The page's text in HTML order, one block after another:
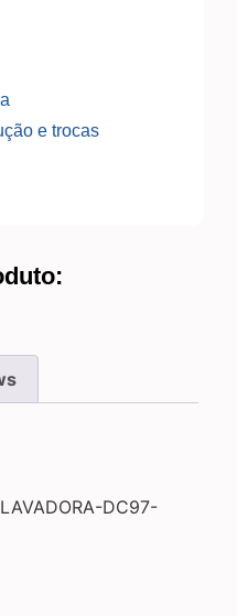
e trocas
DC97-